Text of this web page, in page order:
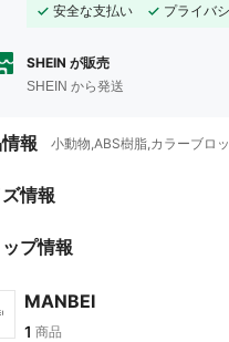
安全な支払い
プライバ
SHEIN が販売
SHEIN から発送
報 小動物,ABS樹脂,カラーブロ
情報
プ情報
MANBEI
1 商品